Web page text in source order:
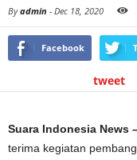
Byadmin - Dec 18, 2020
Facebook
tweet
Suara Indonesia News
terima kegiatan